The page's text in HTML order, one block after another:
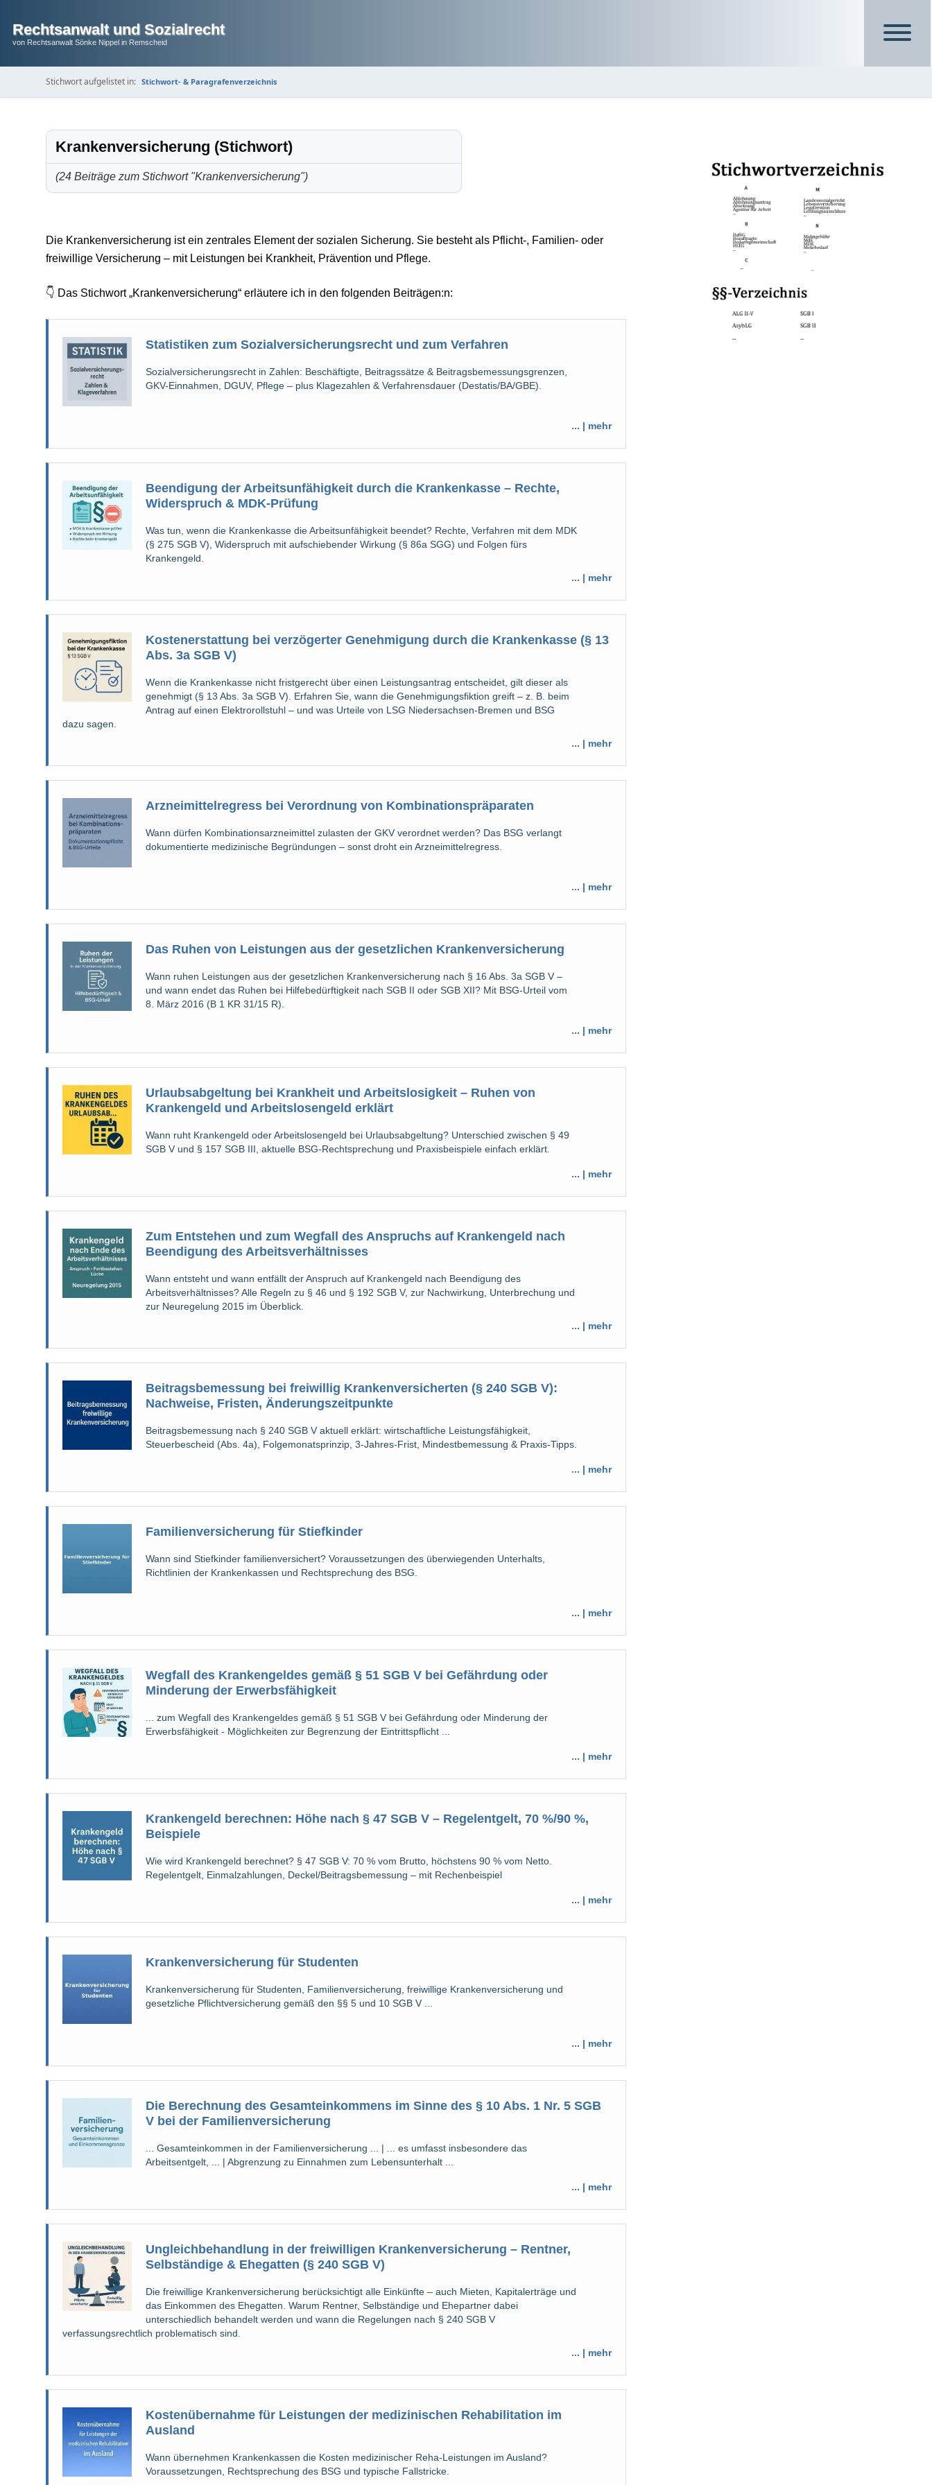
Rechtsanwalt und Sozialrecht
von Rechtsanwalt Sönke Nippel in Remscheid
Stichwort aufgelistet in: Stichwort- & Paragrafenverzeichnis
Krankenversicherung (Stichwort)
(24 Beiträge zum Stichwort "Krankenversicherung")
Die Krankenversicherung ist ein zentrales Element der sozialen Sicherung. Sie besteht als Pflicht-, Familien- oder
freiwillige Versicherung – mit Leistungen bei Krankheit, Prävention und Pflege.
👇 Das Stichwort „Krankenversicherung“ erläutere ich in den folgenden Beiträgen:n:
Statistiken zum Sozialversicherungsrecht und zum Verfahren
Sozialversicherungsrecht in Zahlen: Beschäftigte, Beitragssätze & Beitragsbemessungsgrenzen,
GKV-Einnahmen, DGUV, Pflege – plus Klagezahlen & Verfahrensdauer (Destatis/BA/GBE).
... | mehr
Beendigung der Arbeitsunfähigkeit durch die Krankenkasse – Rechte,
Widerspruch & MDK-Prüfung
Was tun, wenn die Krankenkasse die Arbeitsunfähigkeit beendet? Rechte, Verfahren mit dem MDK
(§ 275 SGB V), Widerspruch mit aufschiebender Wirkung (§ 86a SGG) und Folgen fürs
Krankengeld.
... | mehr
Kostenerstattung bei verzögerter Genehmigung durch die Krankenkasse (§ 13
Abs. 3a SGB V)
Wenn die Krankenkasse nicht fristgerecht über einen Leistungsantrag entscheidet, gilt dieser als
genehmigt (§ 13 Abs. 3a SGB V). Erfahren Sie, wann die Genehmigungsfiktion greift – z. B. beim
Antrag auf einen Elektrorollstuhl – und was Urteile von LSG Niedersachsen-Bremen und BSG
dazu sagen.
... | mehr
Arzneimittelregress bei Verordnung von Kombinationspräparaten
Wann dürfen Kombinationsarzneimittel zulasten der GKV verordnet werden? Das BSG verlangt
dokumentierte medizinische Begründungen – sonst droht ein Arzneimittelregress.
... | mehr
Das Ruhen von Leistungen aus der gesetzlichen Krankenversicherung
Wann ruhen Leistungen aus der gesetzlichen Krankenversicherung nach § 16 Abs. 3a SGB V –
und wann endet das Ruhen bei Hilfebedürftigkeit nach SGB II oder SGB XII? Mit BSG-Urteil vom
8. März 2016 (B 1 KR 31/15 R).
... | mehr
Urlaubsabgeltung bei Krankheit und Arbeitslosigkeit – Ruhen von
Krankengeld und Arbeitslosengeld erklärt
Wann ruht Krankengeld oder Arbeitslosengeld bei Urlaubsabgeltung? Unterschied zwischen § 49
SGB V und § 157 SGB III, aktuelle BSG-Rechtsprechung und Praxisbeispiele einfach erklärt.
... | mehr
Zum Entstehen und zum Wegfall des Anspruchs auf Krankengeld nach
Beendigung des Arbeitsverhältnisses
Wann entsteht und wann entfällt der Anspruch auf Krankengeld nach Beendigung des
Arbeitsverhältnisses? Alle Regeln zu § 46 und § 192 SGB V, zur Nachwirkung, Unterbrechung und
zur Neuregelung 2015 im Überblick.
... | mehr
Beitragsbemessung bei freiwillig Krankenversicherten (§ 240 SGB V):
Nachweise, Fristen, Änderungszeitpunkte
Beitragsbemessung nach § 240 SGB V aktuell erklärt: wirtschaftliche Leistungsfähigkeit,
Steuerbescheid (Abs. 4a), Folgemonatsprinzip, 3-Jahres-Frist, Mindestbemessung & Praxis-Tipps.
... | mehr
Familienversicherung für Stiefkinder
Wann sind Stiefkinder familienversichert? Voraussetzungen des überwiegenden Unterhalts,
Richtlinien der Krankenkassen und Rechtsprechung des BSG.
... | mehr
Wegfall des Krankengeldes gemäß § 51 SGB V bei Gefährdung oder
Minderung der Erwerbsfähigkeit
... zum Wegfall des Krankengeldes gemäß § 51 SGB V bei Gefährdung oder Minderung der
Erwerbsfähigkeit - Möglichkeiten zur Begrenzung der Eintrittspflicht ...
... | mehr
Krankengeld berechnen: Höhe nach § 47 SGB V – Regelentgelt, 70 %/90 %,
Beispiele
Wie wird Krankengeld berechnet? § 47 SGB V: 70 % vom Brutto, höchstens 90 % vom Netto.
Regelentgelt, Einmalzahlungen, Deckel/Beitragsbemessung – mit Rechenbeispiel
... | mehr
Krankenversicherung für Studenten
Krankenversicherung für Studenten, Familienversicherung, freiwillige Krankenversicherung und
gesetzliche Pflichtversicherung gemäß den §§ 5 und 10 SGB V ...
... | mehr
Die Berechnung des Gesamteinkommens im Sinne des § 10 Abs. 1 Nr. 5 SGB
V bei der Familienversicherung
... Gesamteinkommen in der Familienversicherung ... | ... es umfasst insbesondere das
Arbeitsentgelt, ... | Abgrenzung zu Einnahmen zum Lebensunterhalt ...
... | mehr
Ungleichbehandlung in der freiwilligen Krankenversicherung – Rentner,
Selbständige & Ehegatten (§ 240 SGB V)
Die freiwillige Krankenversicherung berücksichtigt alle Einkünfte – auch Mieten, Kapitalerträge und
das Einkommen des Ehegatten. Warum Rentner, Selbständige und Ehepartner dabei
unterschiedlich behandelt werden und wann die Regelungen nach § 240 SGB V
verfassungsrechtlich problematisch sind.
... | mehr
Kostenübernahme für Leistungen der medizinischen Rehabilitation im
Ausland
Wann übernehmen Krankenkassen die Kosten medizinischer Reha-Leistungen im Ausland?
Voraussetzungen, Rechtsprechung des BSG und typische Fallstricke.